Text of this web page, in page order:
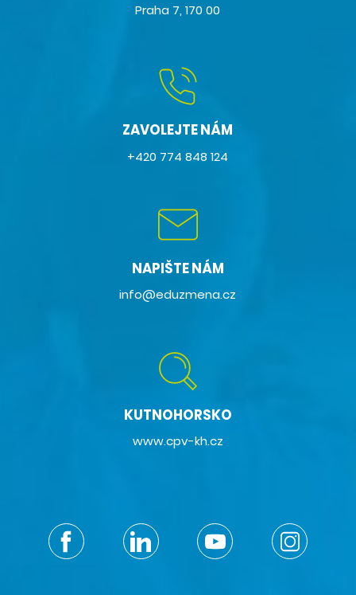
Praha 7, 170 00
ZAVOLEJTE NÁM
+420 774 848 124
NAPIŠTE NÁM
info@eduzmena.cz
KUTNOHORSKO
www.cpv-kh.cz